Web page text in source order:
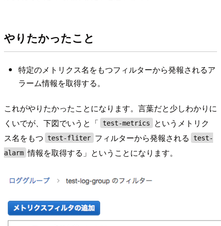
やりたかったこと
特定のメトリクス名をもつフィルターから発報されるア
ラーム情報を取得する。
これがやりたかったことになります。言葉だと少しわかりに
くいでが、下図でいうと「 test-metrics
というメトリク
ス名をもつ test-fliter フィルターから発報される
test-
alarm 情報を取得する」ということになります。